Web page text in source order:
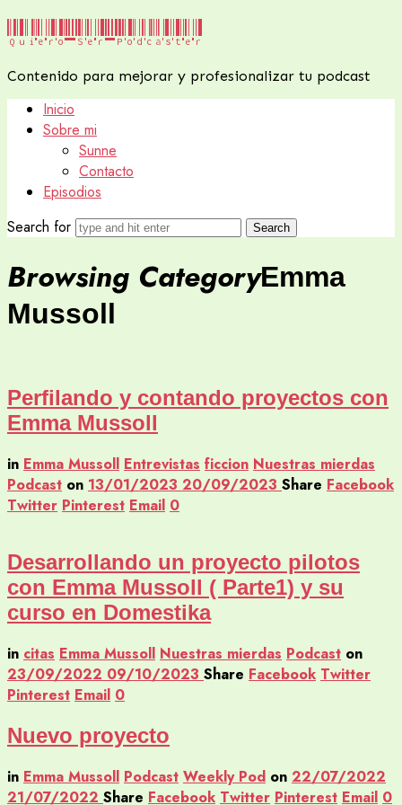
Quiero
Podcaster
Quiero Ser Podcaster
Contenido para mejorar y profesionalizar tu podcast
Inicio
Sobre mi
Sunne
Contacto
Episodios
Search for
Browsing CategoryEmma
Mussoll
Perfilando y contando proyectos con
Emma Mussoll
in Emma Mussoll Entrevistas ficcion Nuestras mierdas
Podcast on 13/01/2023 20/09/2023 Share Facebook
Twitter Pinterest Email 0
Desarrollando un proyecto pilotos
con Emma Mussoll ( Parte1) y su
curso en Domestika
in citas Emma Mussoll Nuestras mierdas Podcast on
23/09/2022 09/10/2023 Share Facebook Twitter
Pinterest Email 0
Nuevo proyecto
in Emma Mussoll Podcast Weekly Pod on 22/07/2022
21/07/2022 Share Facebook Twitter Pinterest Email 0